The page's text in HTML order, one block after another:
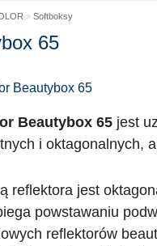
» Softboksy
65
Beautybox 65
Beautybox 65 jest
i oktagonalnych,
reflektora jest
powstawaniu
reflektorów